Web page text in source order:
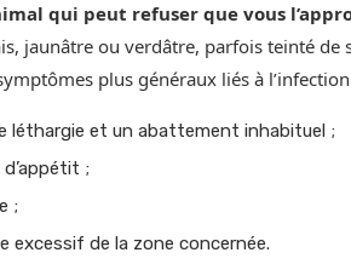
qui peut refuser que vous
jaunâtre ou verdâtre, parfois teinté de
plus généraux liés à
léthargie et un abattement inhabituel ;
;
;
excessif de la zone concernée.